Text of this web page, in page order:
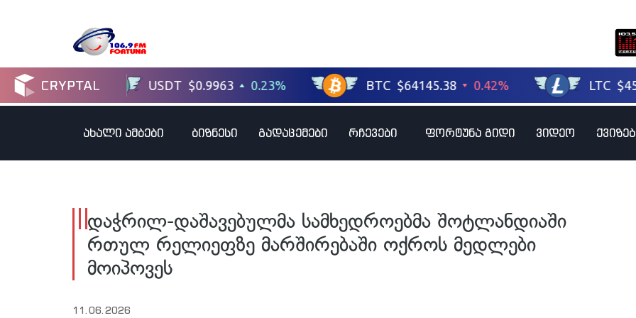
ახალი ამბები ბიზნესი გადაცემები რჩევები ფორტუნა გიდი ვიდეო
დაჭრილ-დაშავებულმა სამხედროებმა შოტლანდიაში
რთულ რელიეფზე მარშირებაში ოქროს მედლები
მოიპოვეს
11.06.2026